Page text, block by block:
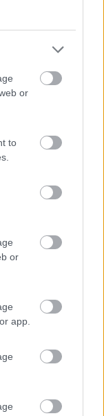
or
to
or
app.
anticipazione di
van e caravan....
Mobil Davis
la stagione 2025 è